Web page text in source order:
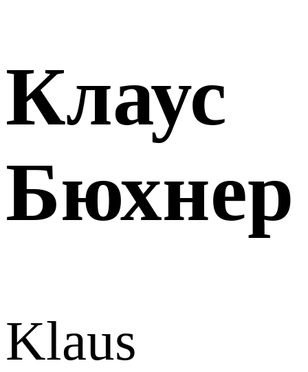
Клаус
Бюхнер
Klaus